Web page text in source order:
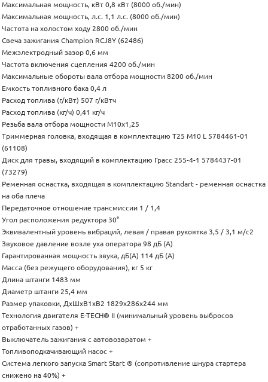
Максимальная мощность, кВт 0,8 кВт (8000 об./мин)
Максимальная мощность, л.с. 1,1 л.с. (8000 об./мин)
Частота на холостом ходу 2800 об./мин
Свеча зажигания Champion RCJ8Y (62486)
Межэлектродный зазор 0,6 мм
Частота включения сцепления 4200 об./мин
Максимальные обороты вала отбора мощности 8200 об./мин
Емкость топливного бака 0,4 л
Расход топлива (г/кВт) 507 г/кВтч
Расход топлива (кг/ч) 0,41 кг/ч
Резьба вала отбора мощности M10х1,25
Триммерная головка, входящая в комплектацию T25 M10 L 5784461-01
(61108)
Диск для травы, входящий в комплектацию Грасс 255-4-1 5784437-01
(73279)
Ременная оснастка, входящая в комплектацию Standart - ременная оснастка
на оба плеча
Передаточное отношение трансмиссии 1 / 1,4
Угол расположения редуктора 30°
Эквивалентный уровень вибраций, левая / правая рукоятка 3,5 / 3,1 м/с2
Звуковое давление возле уха оператора 98 дБ (А)
Гарантированная мощность звука, дБ(А) 114 дБ (A)
Масса (без режущего оборудования), кг 5 кг
Длина штанги 1483 мм
Диаметр штанги 25,4 мм
Размер упаковки, ДхШхВ1хВ2 1829х286х244 мм
Технология двигателя E-TECH® II (минимальный уровень выбросов
отработанных газов) +
Выключатель зажигания с автовозвратом +
Топливоподкачивающий насос +
Система легкого запуска Smart Start ® (сопротивление шнура стартера
снижено на 40%) +